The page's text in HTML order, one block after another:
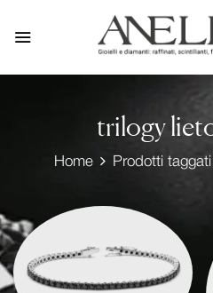
trilogy
Home Prodotti taggati